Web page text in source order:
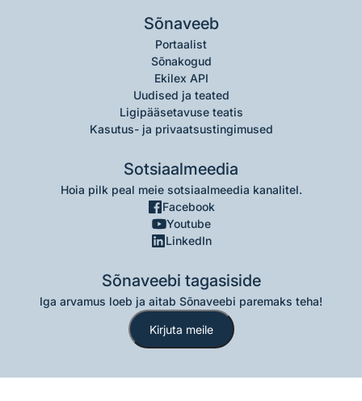
Sõnaveeb
Portaalist
Sõnakogud
Ekilex API
Uudised ja teated
Ligipääsetavuse teatis
Kasutus- ja privaatsustingimused
Sotsiaalmeedia
Hoia pilk peal meie sotsiaalmeedia kanalitel.
Facebook
Youtube
LinkedIn
Sõnaveebi tagasiside
Iga arvamus loeb ja aitab Sõnaveebi paremaks teha!
Kirjuta meile